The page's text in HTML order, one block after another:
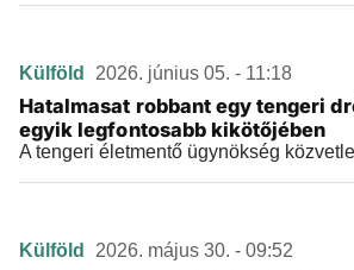
Külföld 2026. június 05. - 11:18
Hatalmasat robbant egy tengeri
egyik legfontosabb kikötőjében
A tengeri életmentő ügynökség
Külföld 2026. május 30. - 09:52